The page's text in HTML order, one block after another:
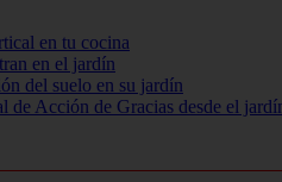
en tu cocina
en el jardín
del suelo en su jardín
de Acción de Gracias desde el